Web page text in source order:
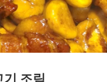
조림